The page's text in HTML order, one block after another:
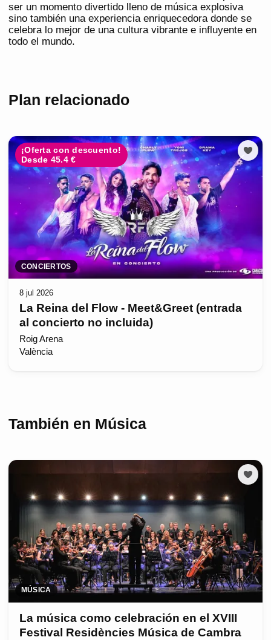
ser un momento divertido lleno de música explosiva
sino también una experiencia enriquecedora donde se
celebra lo mejor de una cultura vibrante e influyente en
todo el mundo.
Plan relacionado
¡Oferta con descuento!
Desde 45.4 €
CONCIERTOS
8 jul 2026
La Reina del Flow - Meet&Greet (entrada
al concierto no incluida)
Roig Arena
València
También en Música
MÚSICA
La música como celebración en el XVIII
Festival Residències Música de Cambra